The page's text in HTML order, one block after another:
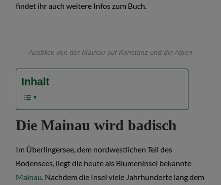
findet ihr auch weitere Infos zum Buch.
Ausblick von der Mainau auf Konstanz und die Alpen
Inhalt
Die Mainau wird badisch
Im Überlingersee, dem nordwestlichen Teil des
Bodensees, liegt die heute als Blumeninsel bekannte
Mainau . Nachdem die Insel viele Jahrhunderte lang dem